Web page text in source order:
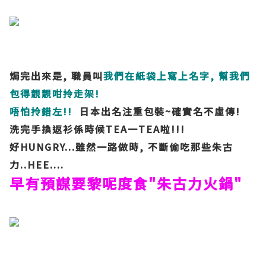
焗完出來是, 職員叫我們在紙袋上寫上名字, 幫我們
包得靚靚咁拎走架!
唔怕拎錯左!!
日本出名注重包裝~確實名不虛傳!
洗完手換返衫係時候TEA一TEA啦!!!
好HUNGRY...雖然一路做時, 不斷偷吃那些朱古
力..HEE....
早有預謀要黎呢度食"朱古力火鍋"